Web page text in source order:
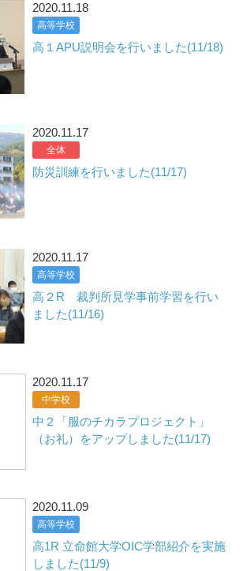
2020.11.18
高等学校
高１APU説明会を行いました(11/18)
2020.11.17
全体
防災訓練を行いました(11/17)
2020.11.17
高等学校
高２R 裁判所見学事前学習を行い
ました(11/16)
2020.11.17
中学校
中２「服のチカラプロジェクト」
（お礼）をアップしました(11/17)
2020.11.09
高等学校
高1R 立命館大学OIC学部紹介を実施
しました(11/9)